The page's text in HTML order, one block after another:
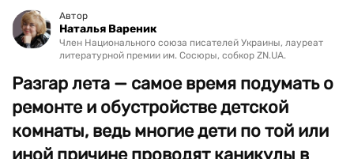
Автор
Наталья Вареник
Член Национального союза писателей Украины, лауреат
литературной премии им. Сосюры, собкор ZN.UA.
Разгар лета — самое время подумать о
ремонте и обустройстве детской
комнаты, ведь многие дети по той или
иной причине проводят каникулы в